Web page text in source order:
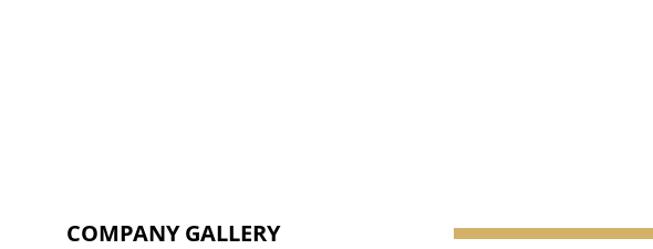
COMPANY GALLERY